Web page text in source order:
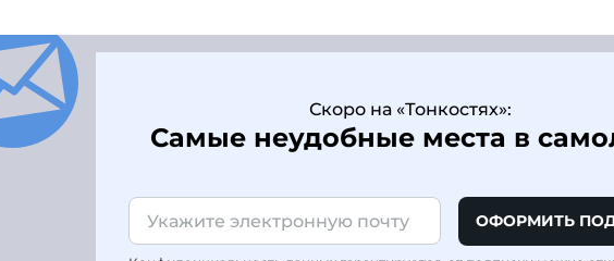
Скоро на «Тонкостях»:
Самые неудобные места в
ОФОРМИТЬ